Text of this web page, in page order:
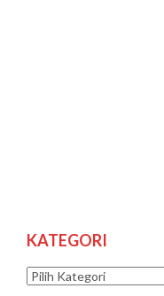
KATEGORI
Kategori